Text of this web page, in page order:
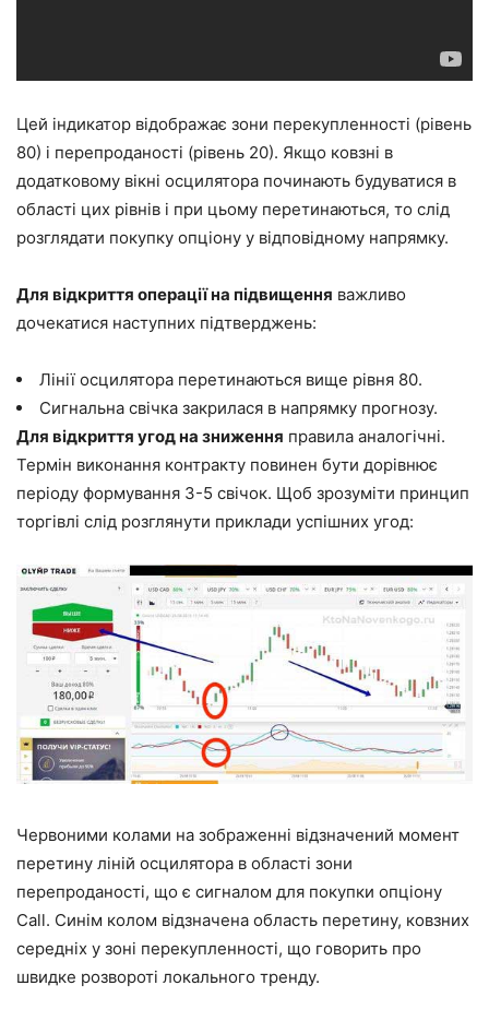
Цей індикатор відображає зони перекупленності (рівень
80) і перепроданості (рівень 20). Якщо ковзні в
додатковому вікні осцилятора починають будуватися в
області цих рівнів і при цьому перетинаються, то слід
розглядати покупку опціону у відповідному напрямку.
Для відкриття операції на підвищення важливо
дочекатися наступних підтверджень:
Лінії осцилятора перетинаються вище рівня 80.
Сигнальна свічка закрилася в напрямку прогнозу.
Для відкриття угод на зниження правила аналогічні.
Термін виконання контракту повинен бути дорівнює
періоду формування 3-5 свічок. Щоб зрозуміти принцип
торгівлі слід розглянути приклади успішних угод:
Червоними колами на зображенні відзначений момент
перетину ліній осцилятора в області зони
перепроданості, що є сигналом для покупки опціону
Call. Синім колом відзначена область перетину, ковзних
середніх у зоні перекупленності, що говорить про
швидке розвороті локального тренду.